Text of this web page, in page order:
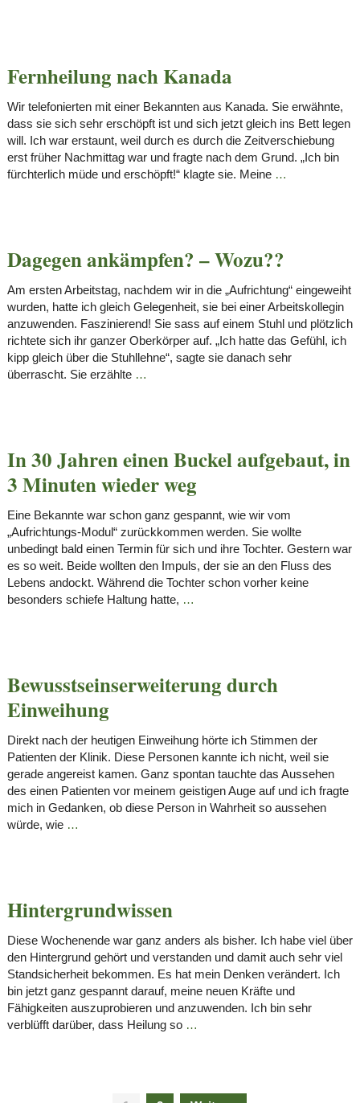
Fernheilung nach Kanada
Wir telefonierten mit einer Bekannten aus Kanada. Sie erwähnte,
dass sie sich sehr erschöpft ist und sich jetzt gleich ins Bett legen
will. Ich war erstaunt, weil durch es durch die Zeitverschiebung
erst früher Nachmittag war und fragte nach dem Grund. „Ich bin
fürchterlich müde und erschöpft!“ klagte sie. Meine …
Dagegen ankämpfen? – Wozu??
Am ersten Arbeitstag, nachdem wir in die „Aufrichtung“ eingeweiht
wurden, hatte ich gleich Gelegenheit, sie bei einer Arbeitskollegin
anzuwenden. Faszinierend! Sie sass auf einem Stuhl und plötzlich
richtete sich ihr ganzer Oberkörper auf. „Ich hatte das Gefühl, ich
kipp gleich über die Stuhllehne“, sagte sie danach sehr
überrascht. Sie erzählte …
In 30 Jahren einen Buckel aufgebaut, in
3 Minuten wieder weg
Eine Bekannte war schon ganz gespannt, wie wir vom
„Aufrichtungs-Modul“ zurückkommen werden. Sie wollte
unbedingt bald einen Termin für sich und ihre Tochter. Gestern war
es so weit. Beide wollten den Impuls, der sie an den Fluss des
Lebens andockt. Während die Tochter schon vorher keine
besonders schiefe Haltung hatte, …
Bewusstseinserweiterung durch
Einweihung
Direkt nach der heutigen Einweihung hörte ich Stimmen der
Patienten der Klinik. Diese Personen kannte ich nicht, weil sie
gerade angereist kamen. Ganz spontan tauchte das Aussehen
des einen Patienten vor meinem geistigen Auge auf und ich fragte
mich in Gedanken, ob diese Person in Wahrheit so aussehen
würde, wie …
Hintergrundwissen
Diese Wochenende war ganz anders als bisher. Ich habe viel über
den Hintergrund gehört und verstanden und damit auch sehr viel
Standsicherheit bekommen. Es hat mein Denken verändert. Ich
bin jetzt ganz gespannt darauf, meine neuen Kräfte und
Fähigkeiten auszuprobieren und anzuwenden. Ich bin sehr
verblüfft darüber, dass Heilung so …